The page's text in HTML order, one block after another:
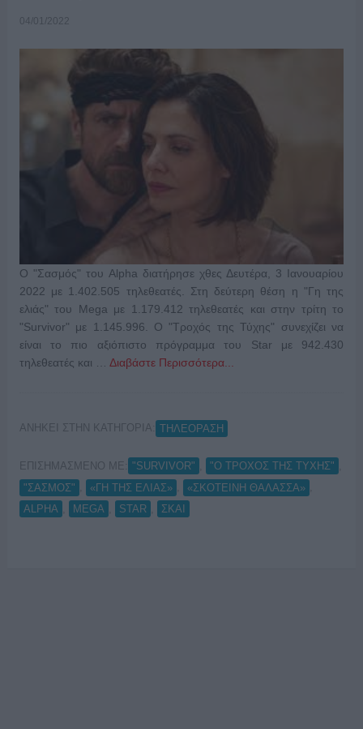
04/01/2022
O "Σασμός" του Alpha διατήρησε χθες Δευτέρα, 3 Ιανουαρίου
2022 με 1.402.505 τηλεθεατές. Στη δεύτερη θέση η "Γη της
ελιάς" του Mega με 1.179.412 τηλεθεατές και στην τρίτη το
"Survivor" με 1.145.996. Ο "Τροχός της Τύχης" συνεχίζει να
είναι το πιο αξιόπιστο πρόγραμμα του Star με 942.430
τηλεθεατές και … Διαβάστε Περισσότερα...
ΑΝΗΚΕΙ ΣΤΗΝ ΚΑΤΗΓΟΡΙΑ: ΤΗΛΕΟΡΑΣΗ
ΕΠΙΣΗΜΑΣΜΕΝΟ ΜΕ: "SURVIVOR" "Ο ΤΡΟΧΟΣ ΤΗΣ ΤΥΧΗΣ"
"ΣΑΣΜΟΣ"
«ΓΗ ΤΗΣ ΕΛΙΑΣ» «ΣΚΟΤΕΙΝΗ ΘΑΛΑΣΣΑ»
ALPHA
MEGA STAR ΣΚΑΙ